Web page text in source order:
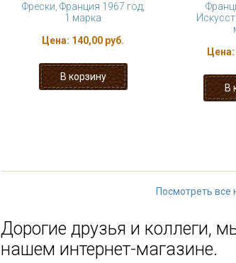
Фрески, Франция 1967 год,
1 марка
Цена: 140,00 руб.
Цена:
Посмотреть все
Дорогие друзья и коллеги,
нашем интернет-магазине.